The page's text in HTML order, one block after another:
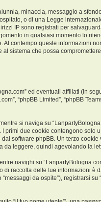
minaccia, messaggio a
o di una Legge
IP sono registrati per
in qualsiasi momento lo
contempo queste informazioni
sistema che possa
ed eventuali affiliati (in
“phpBB Limited”, “phpBB
si naviga su
primi due cookie contengono solo
software phpBB. Un terzo
leggere, quindi agevolando la
navighi su
raccolta delle tue informazioni
da ospite”), registrarsi